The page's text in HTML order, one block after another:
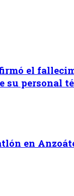
el
su personal
en